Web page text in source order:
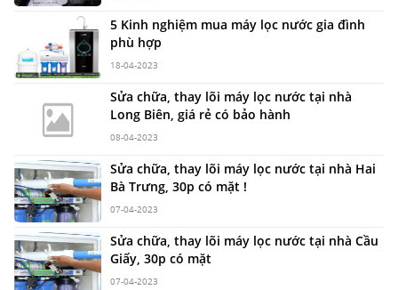
5 Kinh nghiệm mua máy lọc nước gia đình
phù hợp
18-04-2023
Sửa chữa, thay lõi máy lọc nước tại nhà
Long Biên, giá rẻ có bảo hành
08-04-2023
Sửa chữa, thay lõi máy lọc nước tại nhà Hai
Bà Trưng, 30p có mặt !
07-04-2023
Sửa chữa, thay lõi máy lọc nước tại nhà Cầu
Giấy, 30p có mặt
07-04-2023